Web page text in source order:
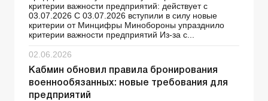
критерии важности предприятий: действует с
03.07.2026 С 03.07.2026 вступили в силу новые
критерии от Минцифры Минобороны упразднило
критерии важности предприятий Из-за с...
02.06.2026
Кабмин обновил правила бронирования
военнообязанных: новые требования для
предприятий